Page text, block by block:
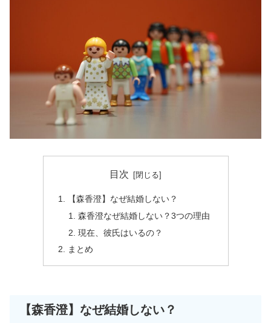
目次
【森香澄】なぜ結婚しない？
森香澄なぜ結婚しない？3つの理由
現在、彼氏はいるの？
まとめ
【森香澄】なぜ結婚しない？